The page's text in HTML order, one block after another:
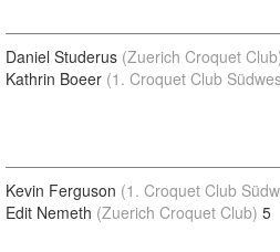
Daniel Studerus (Zuerich Croquet
Kathrin Boeer (1. Croquet Club
Kevin Ferguson (1. Croquet Club
Edit Nemeth (Zuerich Croquet Club) 5